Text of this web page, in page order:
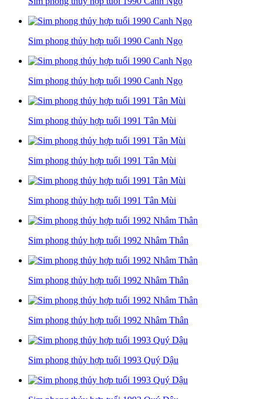
Sim phong thủy hợp tuổi 1990 Canh Ngọ
Sim phong thủy hợp tuổi 1990 Canh Ngọ
Sim phong thủy hợp tuổi 1991 Tân Mùi
Sim phong thủy hợp tuổi 1991 Tân Mùi
Sim phong thủy hợp tuổi 1991 Tân Mùi
Sim phong thủy hợp tuổi 1992 Nhâm Thân
Sim phong thủy hợp tuổi 1992 Nhâm Thân
Sim phong thủy hợp tuổi 1992 Nhâm Thân
Sim phong thủy hợp tuổi 1993 Quý Dậu